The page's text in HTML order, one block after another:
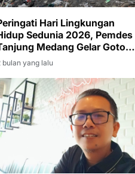
Hari Lingkungan
Sedunia 2026, Pemdes
Medang Gelar Gotong
Massal
bulan yang lalu